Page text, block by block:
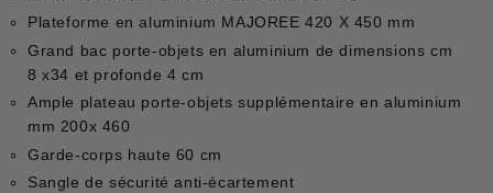
Plateforme en aluminium MAJOREE 420 X 450 mm
Grand bac porte-objets en aluminium de dimensions cm
8 x34 et profonde 4 cm
Ample plateau porte-objets supplémentaire en aluminium
mm 200x 460
Garde-corps haute 60 cm
Sangle de sécurité anti-écartement